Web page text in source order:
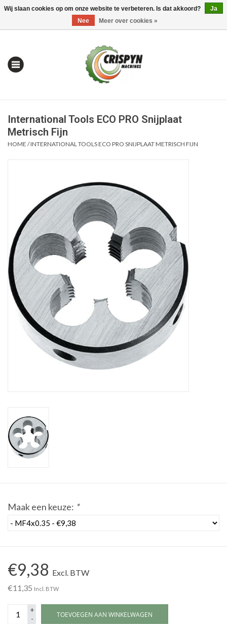
0 Artikelen - €0,00 Mijn account / Registreren
| Alles om te Meten |
Alles om te Boren |
Alles om te Frezen |
Alles om te Draaien |
Alles om te Zagen |
Alles om te Lassen |
Schroefdraad snijden |
Verspaanbaar materiaal |
Varia |
Machines |
Onderdelen |
Oliën & Smeermiddelen |
International Tools ECO PRO Snijplaat
Metrisch Fijn
HOME /INTERNATIONAL TOOLS ECO PRO SNIJPLAAT METRISCH FIJN
Maak een keuze: *
€9,38 Excl. BTW
€11,35 Incl. BTW
+
-
TOEVOEGEN AAN WINKELWAGEN
Wij slaan cookies op om onze website te verbeteren. Is dat akkoord?
Ja
Nee
Meer over cookies »